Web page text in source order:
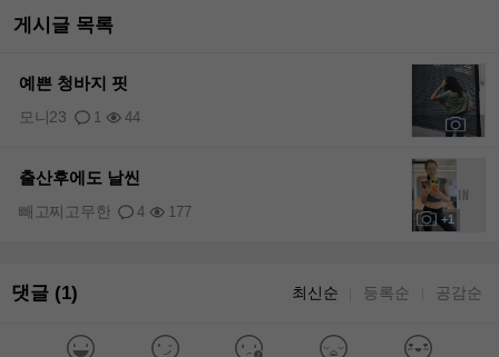
게시글 목록
예쁜 청바지 핏
1 44
모니23
+1
출산후에도 날씬
4 177
빼고찌고무한
댓글 (1) 최신순 등록순 공감순